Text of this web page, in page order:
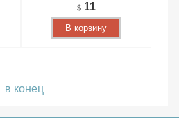
11
В корзину
в конец